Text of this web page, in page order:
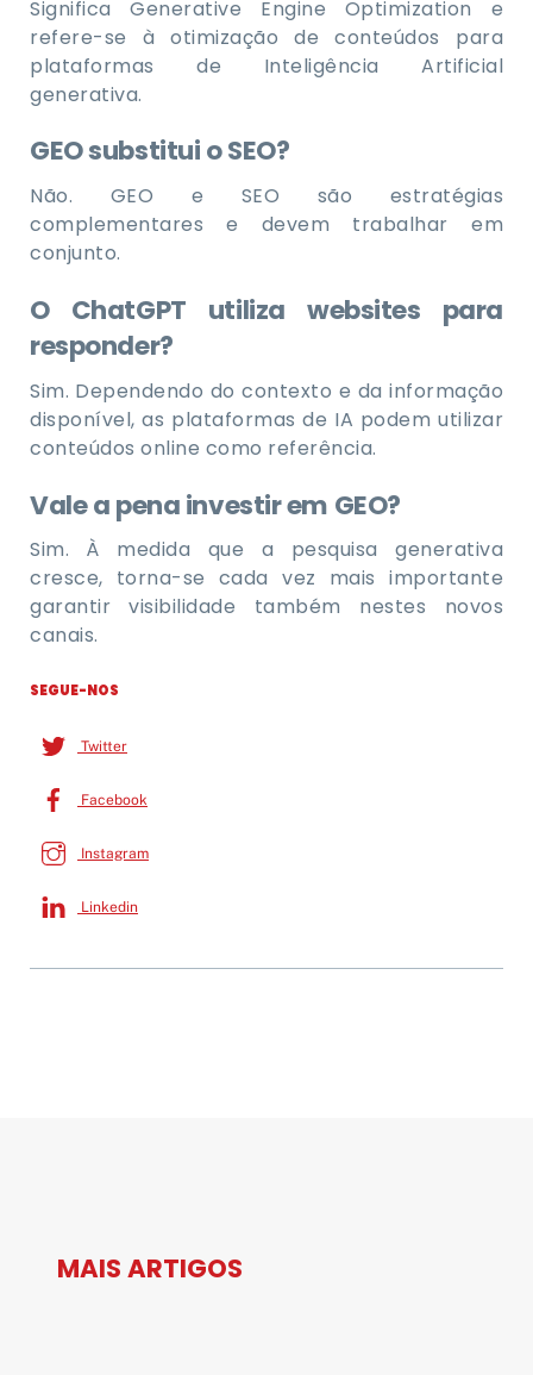
Significa Generative Engine Optimization e
refere-se à otimização de conteúdos para
plataformas de Inteligência Artificial
generativa.
GEO substitui o SEO?
Não. GEO e SEO são estratégias
complementares e devem trabalhar em
conjunto.
O ChatGPT utiliza websites para
responder?
Sim. Dependendo do contexto e da informação
disponível, as plataformas de IA podem utilizar
conteúdos online como referência.
Vale a pena investir em GEO?
Sim. À medida que a pesquisa generativa
cresce, torna-se cada vez mais importante
garantir visibilidade também nestes novos
canais.
SEGUE-NOS
Twitter
Facebook
Instagram
Linkedin
MAIS ARTIGOS